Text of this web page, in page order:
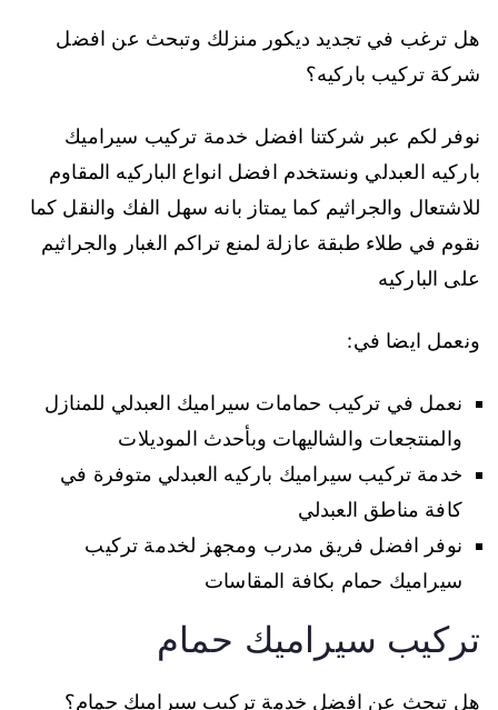
هل ترغب في تجديد ديكور منزلك وتبحث عن افضل
شركة تركيب باركيه؟
نوفر لكم عبر شركتنا افضل خدمة تركيب سيراميك
باركيه العبدلي ونستخدم افضل انواع الباركيه المقاوم
للاشتعال والجراثيم كما يمتاز بانه سهل الفك والنقل كما
نقوم في طلاء طبقة عازلة لمنع تراكم الغبار والجراثيم
على الباركيه
ونعمل ايضا في:
نعمل في تركيب حمامات سيراميك العبدلي للمنازل
والمنتجعات والشاليهات وبأحدث الموديلات
خدمة تركيب سيراميك باركيه العبدلي متوفرة في
كافة مناطق العبدلي
نوفر افضل فريق مدرب ومجهز لخدمة تركيب
سيراميك حمام بكافة المقاسات
تركيب سيراميك حمام
هل تبحث عن افضل خدمة تركيب سيراميك حمام؟